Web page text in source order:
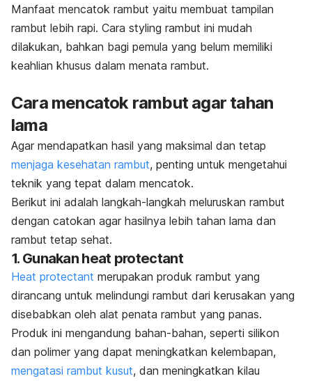
Manfaat mencatok rambut yaitu membuat tampilan
rambut lebih rapi. Cara styling rambut ini mudah
dilakukan, bahkan bagi pemula yang belum memiliki
keahlian khusus dalam menata rambut.
Cara mencatok rambut agar tahan
lama
Agar mendapatkan hasil yang maksimal dan tetap
menjaga kesehatan rambut, penting untuk mengetahui
teknik yang tepat dalam mencatok.
Berikut ini adalah langkah-langkah meluruskan rambut
dengan catokan agar hasilnya lebih tahan lama dan
rambut tetap sehat.
1. Gunakan heat protectant
Heat protectant merupakan produk rambut yang
dirancang untuk melindungi rambut dari kerusakan yang
disebabkan oleh alat penata rambut yang panas.
Produk ini mengandung bahan-bahan, seperti silikon
dan polimer yang dapat meningkatkan kelembapan,
mengatasi rambut kusut, dan meningkatkan kilau